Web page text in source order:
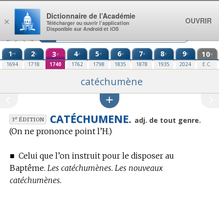
Aller au contenu
1re
1694
2e
1718
3e
1740
4e
1762
5e
1798
6e
1835
7e
1878
8e
1935
9e
2024
10e
E.C.
catéchumène
3eÉDITION CATÉCHUMENE. adj. de tout genre.
(On ne prononce point l’H.)
■ Celui que l’on instruit pour le disposer au
Baptême. Les catéchumènes. Les nouveaux
catéchumènes.
×
Dictionnaire de l’Académie
Télécharger ou ouvrir l’application
Disponible sur Android et iOS
OUVRIR